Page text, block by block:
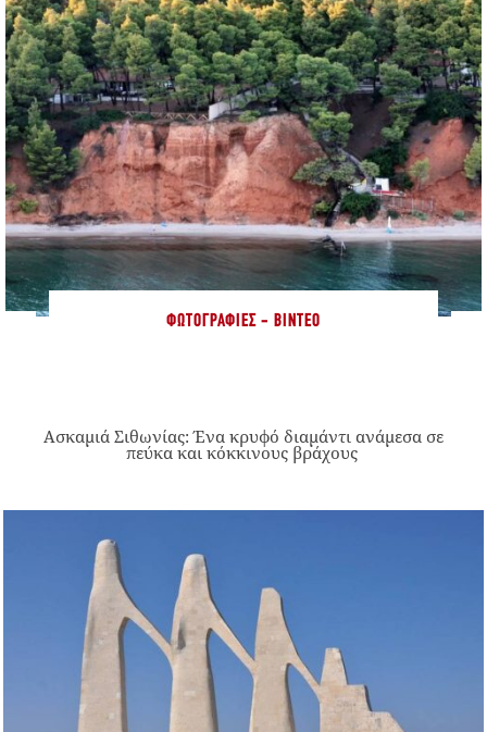
ΦΩΤΟΓΡΑΦΊΕΣ - ΒΊΝΤΕΟ
Ασκαμιά Σιθωνίας: Ένα κρυφό διαμάντι ανάμεσα σε
πεύκα και κόκκινους βράχους